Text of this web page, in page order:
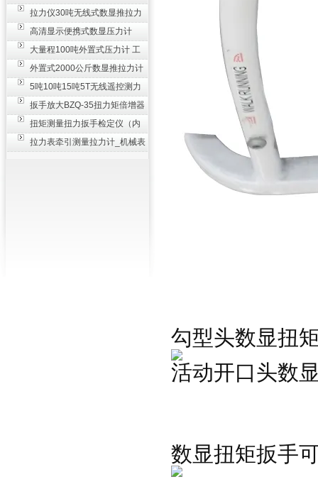
手 2000N,m力矩扳手价格
拉力仪30吨无线式数显推拉力
计 数字显示测力计80T
高清显示便携式数显压力计
300N500n_手持电子测力计
大量程100吨外置式压力计 工
业用数显测力计价格
外置式2000公斤数显推拉力计
_数字拉力压力测试仪
5吨10吨15吨5T无线遥控测力
计_带遥控电子拉力计数显式
扳手放大BZQ-35扭力矩倍增器
_3500牛米扭力倍力器仪
扭矩测量扭力扳手检定仪（内
置打印） 扭矩检验仪器
拉力表牵引测量拉力计_机械表
勾型头数显扭
活动开口头数
数显扭矩扳手